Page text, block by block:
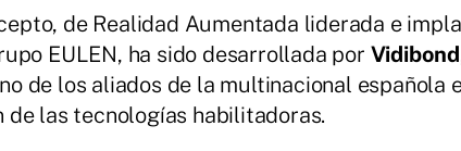
de Realidad Aumentada liderada e
EULEN, ha sido desarrollada por Vidibond
de los aliados de la multinacional española
las tecnologías habilitadoras.